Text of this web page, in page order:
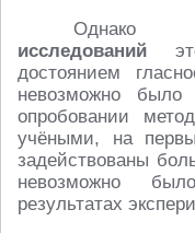
Однако
исследований
достоянием
невозможно
опробовании
учёными, на
задействованы
невозможно
результатах